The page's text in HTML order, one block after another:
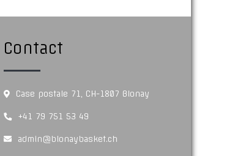
Contact
Case postale 71, CH-1807 Blonay
+41 79 751 53 49
admin@blonaybasket.ch